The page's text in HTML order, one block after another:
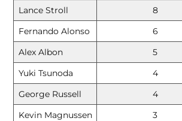
Lance Stroll
8
Fernando Alonso
6
Alex Albon
5
Yuki Tsunoda
4
George Russell
4
Kevin Magnussen
3